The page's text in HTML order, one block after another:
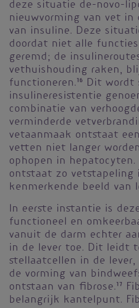
deze situatie de-novo-
nieuwvorming van vet in
van insuline. Deze
doordat niet alle
geremd; de
vethuishouding raken,
functioneren.16 Dit wordt
insulineresistentie
combinatie van
verminderde
vetaanmaak ontstaat
vetten niet langer
ophopen in
ontstaat zo vetstapeling
kenmerkende beeld van
In eerste instantie is
functioneel en
vanuit de darm echter
in de lever toe. Dit leidt
stellaatcellen in de lever,
de vorming van
ontstaan van fibrose.17
belangrijk kantelpunt.